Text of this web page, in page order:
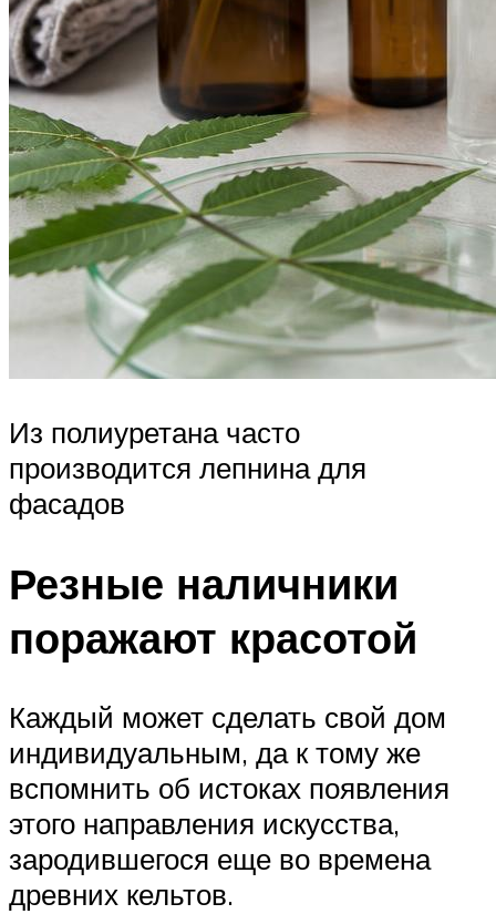
Из полиуретана часто
производится лепнина для
фасадов
Резные наличники
поражают красотой
Каждый может сделать свой дом
индивидуальным, да к тому же
вспомнить об истоках появления
этого направления искусства,
зародившегося еще во времена
древних кельтов.